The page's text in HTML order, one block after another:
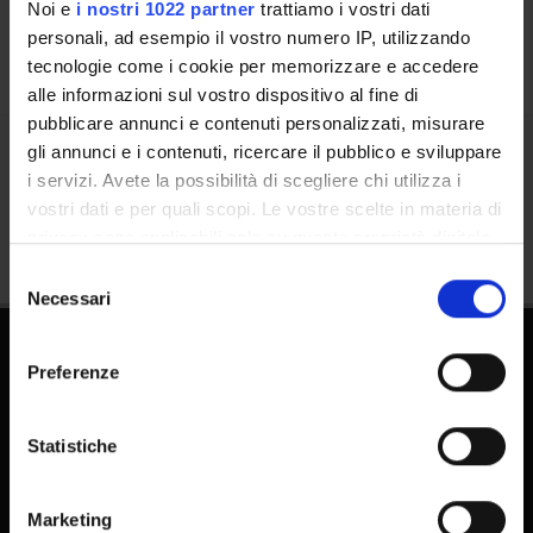
Noi e i nostri 1022 partner trattiamo i vostri dati
personali, ad esempio il vostro numero IP, utilizzando
tecnologie come i cookie per memorizzare e accedere
alle informazioni sul vostro dispositivo al fine di
pubblicare annunci e contenuti personalizzati, misurare
gli annunci e i contenuti, ricercare il pubblico e sviluppare
i servizi. Avete la possibilità di scegliere chi utilizza i
vostri dati e per quali scopi. Le vostre scelte in materia di
modificare o revocare il proprio consenso in qualsiasi
momento dalla Dichiarazione sui cookie o facendo clic
raccogliere informazioni sulla tua posizione
geografica, con un'approssimazione di qualche
Identificare il tuo dispositivo, scansionandolo
delNecessari
Preferenze
Statistiche
Marketing
Condividi